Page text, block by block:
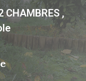
CHAMBRES ,